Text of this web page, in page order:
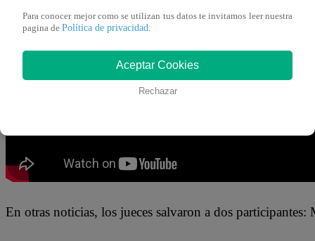
“No puedo hacer otra cosa. El jurado decide. Ya estoy
Portocarrero. “No entiendo nada, no entiendo qué está
Cabrera.
En otras noticias, los jueces salvaron a dos
Para conocer mejor como se utilizan tus datos te invitamos leer nuestra
pagina de Política de privacidad.
Aceptar Cookies
Rechazar